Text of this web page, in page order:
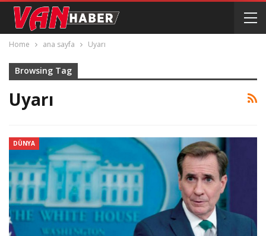
Home ana sayfa Uyarı
Browsing Tag
Uyarı
DÜNYA